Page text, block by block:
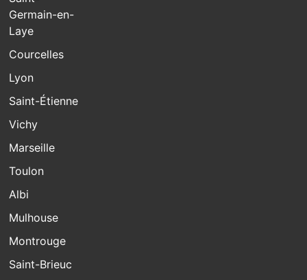
Germain-en-
Laye
Courcelles
Lyon
Saint-Étienne
Vichy
Marseille
Toulon
Albi
Mulhouse
Montrouge
Saint-Brieuc